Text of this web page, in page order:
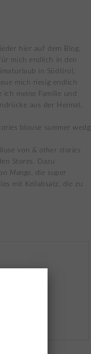
hier auf dem Blog.
mich endlich in den
in Südtirol,
mich riesig endlich
meine Familie und
aus der Heimat.
von & other stories
Stores. Dazu
Mango , die super
mit Keilabsatz, die zu